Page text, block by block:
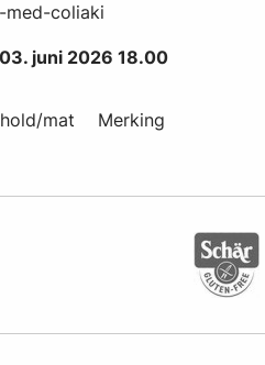
med-coliaki
juni 2026 18.00
mat Merking